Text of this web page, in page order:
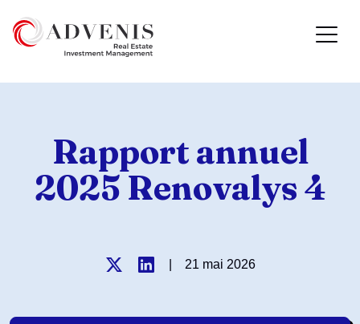
Rapport annuel
2025 Renovalys 4
21 mai 2026